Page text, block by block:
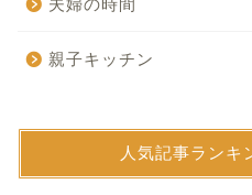
夫婦の時間
親子キッチン
人気記事ランキ